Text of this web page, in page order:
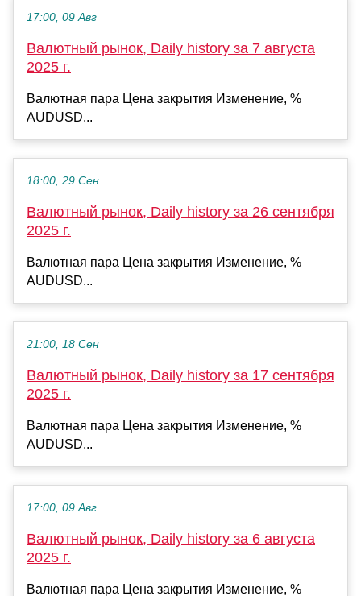
17:00, 09 Авг
Валютный рынок, Daily history за 7 августа
2025 г.
Валютная пара Цена закрытия Изменение, %
AUDUSD...
18:00, 29 Сен
Валютный рынок, Daily history за 26 сентября
2025 г.
Валютная пара Цена закрытия Изменение, %
AUDUSD...
21:00, 18 Сен
Валютный рынок, Daily history за 17 сентября
2025 г.
Валютная пара Цена закрытия Изменение, %
AUDUSD...
17:00, 09 Авг
Валютный рынок, Daily history за 6 августа
2025 г.
Валютная пара Цена закрытия Изменение, %